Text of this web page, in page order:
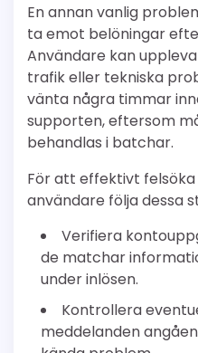
En annan vanlig
ta emot belöningar
Användare kan
trafik eller tekniska
vänta några timmar
supporten, eftersom
behandlas i batchar.
För att effektivt
användare följa dessa
Verifiera
de matchar
under inlösen.
Kontrollera
meddelanden